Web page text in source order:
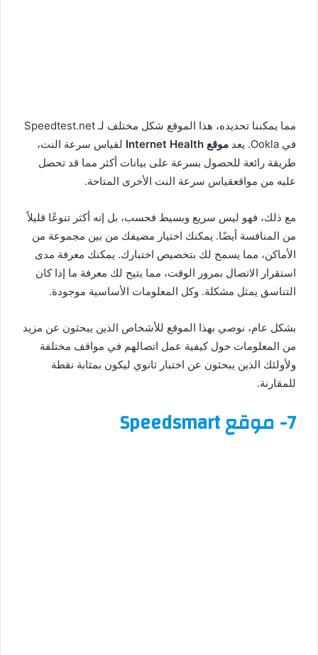
مما يمكننا تحديده، هذا الموقع شكل مختلف لـ Speedtest.net
في Ookla. يعد
موقع Internet Health
لقياس سرعة النت،
طريقة رائعة للحصول بسرعة على بيانات أكثر مما قد تحصل
عليه من مواقعقياس سرعة النت الأخرى المتاحة.
مع ذلك، فهو ليس سريع وبسيط فحسب، بل إنه أكثر تنوعًا قليلاً
من المنافسة أيضًا. يمكنك اختيار مضيفك من بين مجموعة من
الأماكن، مما يسمح لك بتخصيص اختبارك. يمكنك معرفة مدى
استقرار الاتصال بمرور الوقت، مما يتيح لك معرفة ما إذا كان
التناسق يمثل مشكلة. وكل المعلومات الأساسية موجودة.
بشكل عام، نوصي بهذا الموقع للأشخاص الذين يبحثون عن مزيد
من المعلومات حول كيفية عمل اتصالهم في مواقف مختلفة
ولأولئك الذين يبحثون عن اختبار ثانوي ليكون بمثابة نقطة
للمقارنة.
7- موقع Speedsmart